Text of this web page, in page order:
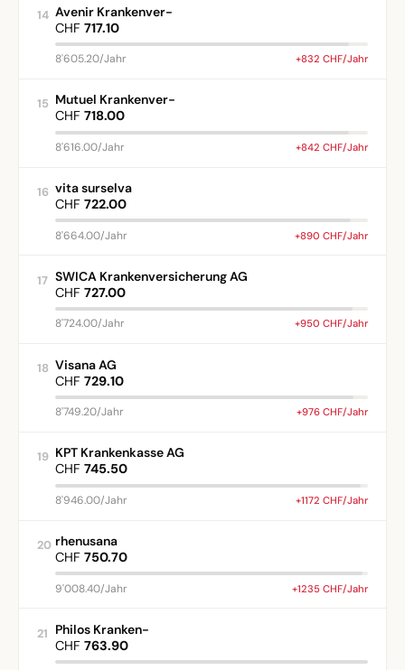
14 Avenir Krankenver-
CHF 717.10
8'605.20/Jahr +832 CHF/Jahr
15 Mutuel Krankenver-
CHF 718.00
8'616.00/Jahr +842 CHF/Jahr
16 vita surselva
CHF 722.00
8'664.00/Jahr +890 CHF/Jahr
17 SWICA Krankenversicherung AG
CHF 727.00
8'724.00/Jahr +950 CHF/Jahr
18 Visana AG
CHF 729.10
8'749.20/Jahr +976 CHF/Jahr
19 KPT Krankenkasse AG
CHF 745.50
8'946.00/Jahr +1172 CHF/Jahr
20 rhenusana
CHF 750.70
9'008.40/Jahr +1235 CHF/Jahr
21 Philos Kranken-
CHF 763.90